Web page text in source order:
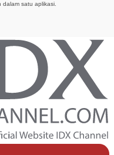
satu aplikasi.